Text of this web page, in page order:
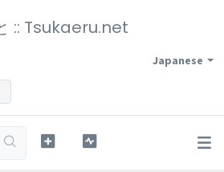
:: Tsukaeru.net
Japanese